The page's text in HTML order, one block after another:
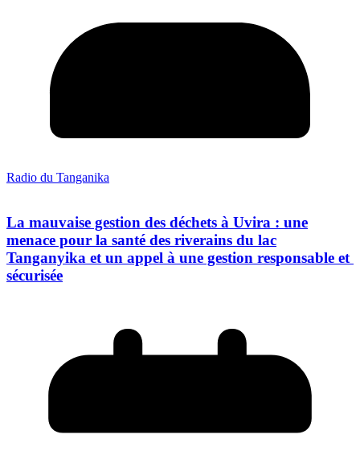
Radio du Tanganika
La mauvaise gestion des déchets à Uvira : une
menace pour la santé des riverains du lac
Tanganyika et un appel à une gestion responsable et
sécurisée